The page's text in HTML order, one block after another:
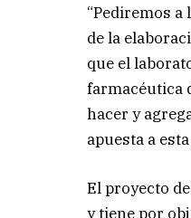
“Pediremos
de la
que el
farmacéutica
hacer y
apuesta a
El proyecto
y tiene por